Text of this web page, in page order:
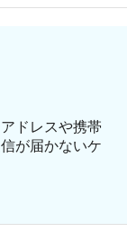
ドレスや携帯
が届かないケ
れます。